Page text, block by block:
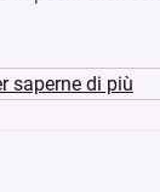
saperne di più